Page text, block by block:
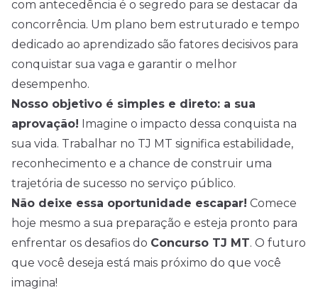
com antecedência é o segredo para se destacar da
concorrência. Um plano bem estruturado e tempo
dedicado ao aprendizado são fatores decisivos para
conquistar sua vaga e garantir o melhor
desempenho.
Nosso objetivo é simples e direto: a sua
aprovação! Imagine o impacto dessa conquista na
sua vida. Trabalhar no TJ MT significa estabilidade,
reconhecimento e a chance de construir uma
trajetória de sucesso no serviço público.
Não deixe essa oportunidade escapar! Comece
hoje mesmo a sua preparação e esteja pronto para
enfrentar os desafios do Concurso TJ MT. O futuro
que você deseja está mais próximo do que você
imagina!